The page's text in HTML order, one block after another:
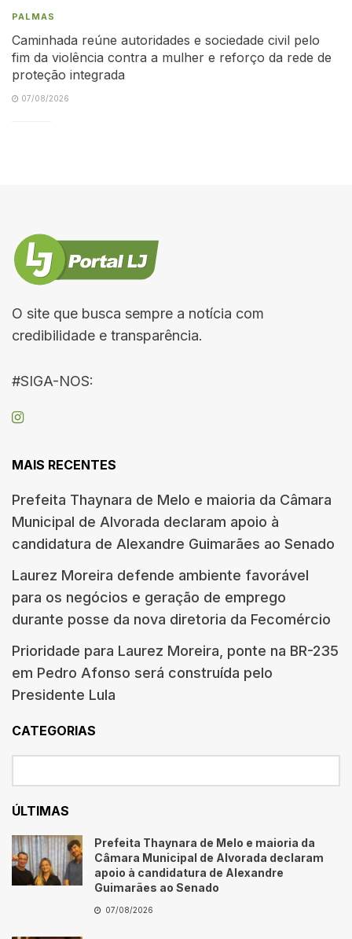
PALMAS
Caminhada reúne autoridades e sociedade civil pelo
fim da violência contra a mulher e reforço da rede de
proteção integrada
07/08/2026
O site que busca sempre a notícia com
credibilidade e transparência.
#SIGA-NOS:
MAIS RECENTES
Prefeita Thaynara de Melo e maioria da Câmara
Municipal de Alvorada declaram apoio à
candidatura de Alexandre Guimarães ao Senado
Laurez Moreira defende ambiente favorável
para os negócios e geração de emprego
durante posse da nova diretoria da Fecomércio
Prioridade para Laurez Moreira, ponte na BR-235
em Pedro Afonso será construída pelo
Presidente Lula
CATEGORIAS
ÚLTIMAS
Prefeita Thaynara de Melo e maioria da
Câmara Municipal de Alvorada declaram
apoio à candidatura de Alexandre
Guimarães ao Senado
07/08/2026